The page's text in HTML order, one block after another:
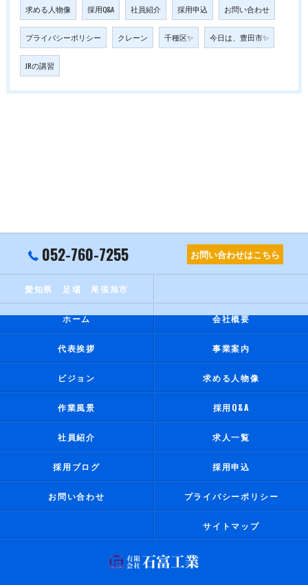
求める人物像 採用Q&A 社員紹介 採用申込 お問い合わせ
プライバシーポリシー クレーン 千種区✨ 今日は、豊田市✨
JRの講習
052-760-7255 お問い合わせはこちら
愛知県 足場 尾張旭市
ホーム 会社概要
代表挨拶 事業案内
ビジョン 求める人物像
作業風景 採用Q&A
社員紹介 求人一覧
採用ブログ 採用申込
お問い合わせ プライバシーポリシー
サイトマップ